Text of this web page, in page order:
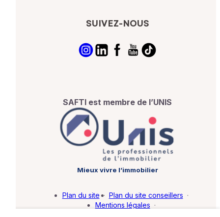
SUIVEZ-NOUS
SAFTI est membre de l’UNIS
Mieux vivre l’immobilier
Plan du site · Plan du site conseillers ·
Mentions légales ·